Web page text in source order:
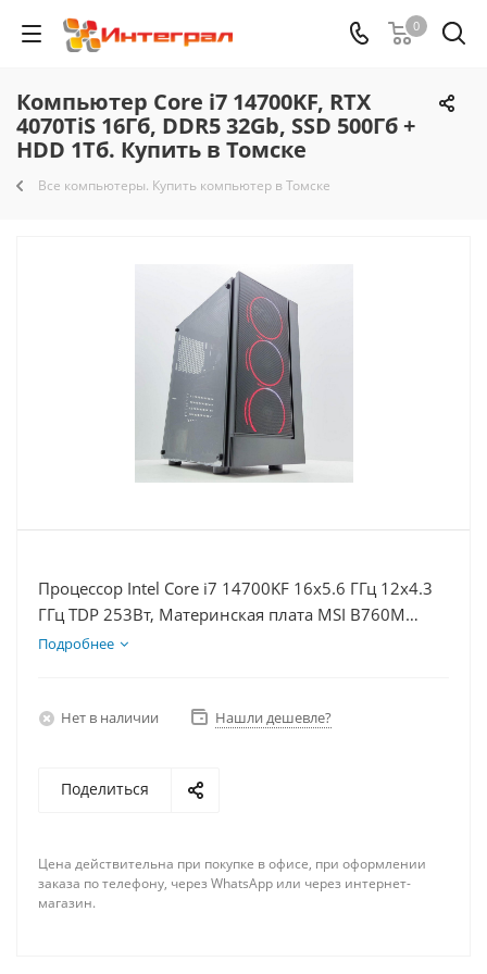
0
Компьютер Core i7 14700KF, RTX
4070TiS 16Гб, DDR5 32Gb, SSD 500Гб +
HDD 1Тб. Купить в Томске
Все компьютеры. Купить компьютер в Томске
Процессор Intel Core i7 14700KF 16x5.6 ГГц 12x4.3
ГГц TDP 253Вт, Материнская плата MSI B760M
BOMBER WIFI D5, Видеокарта RTX 4070TiS 16Гб,
Подробнее
Нет в наличии Нашли дешевле?
Поделиться
Цена действительна при покупке в офисе, при оформлении
заказа по телефону, через WhatsApp или через интернет-
магазин.